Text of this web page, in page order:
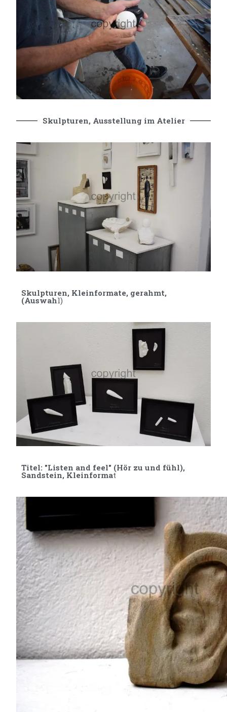
Skulpturen, Ausstellung im Atelier
Skulpturen, Kleinformate, gerahmt,
(Auswahl)
Titel: "Listen and feel" (Hör zu und fühl),
Sandstein, Kleinformat